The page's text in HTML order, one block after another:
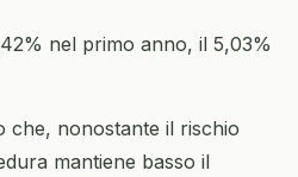
nel primo anno, il 5,03%
che, nonostante il rischio
mantiene basso il